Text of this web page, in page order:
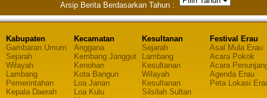
Arsip Berita Berdasarkan Tahun :
Kabupaten
Gambaran Umum
Sejarah
Wilayah
Lambang
Pemerintahan
Kepala Daerah
Kecamatan
Anggana
Kembang Janggut
Kenohan
Kota Bangun
Loa Janan
Loa Kulu
Kesultanan
Sejarah
Lambang
Kesultanan
Wilayah
Kesultanan
Silsilah Sultan
Festival Erau
Asal Mula Erau
Acara Pokok
Acara
Agenda Erau
Peta Lokasi